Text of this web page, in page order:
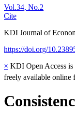
Vol.34, No.2
Cite
KDI Journal of
https://doi.org/
× KDI Open Access is
freely available online